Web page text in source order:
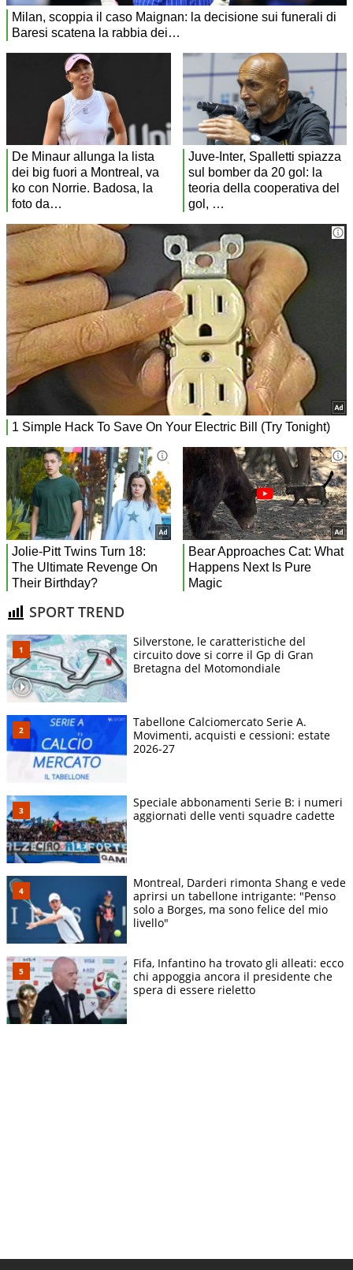
SPORT TREND
Silverstone, le caratteristiche del
circuito dove si corre il Gp di Gran
Bretagna del Motomondiale
Tabellone Calciomercato Serie A.
Movimenti, acquisti e cessioni: estate
2026-27
Speciale abbonamenti Serie B: i numeri
aggiornati delle venti squadre cadette
Montreal, Darderi rimonta Shang e vede
aprirsi un tabellone intrigante: "Penso
solo a Borges, ma sono felice del mio
livello"
Fifa, Infantino ha trovato gli alleati: ecco
chi appoggia ancora il presidente che
spera di essere rieletto